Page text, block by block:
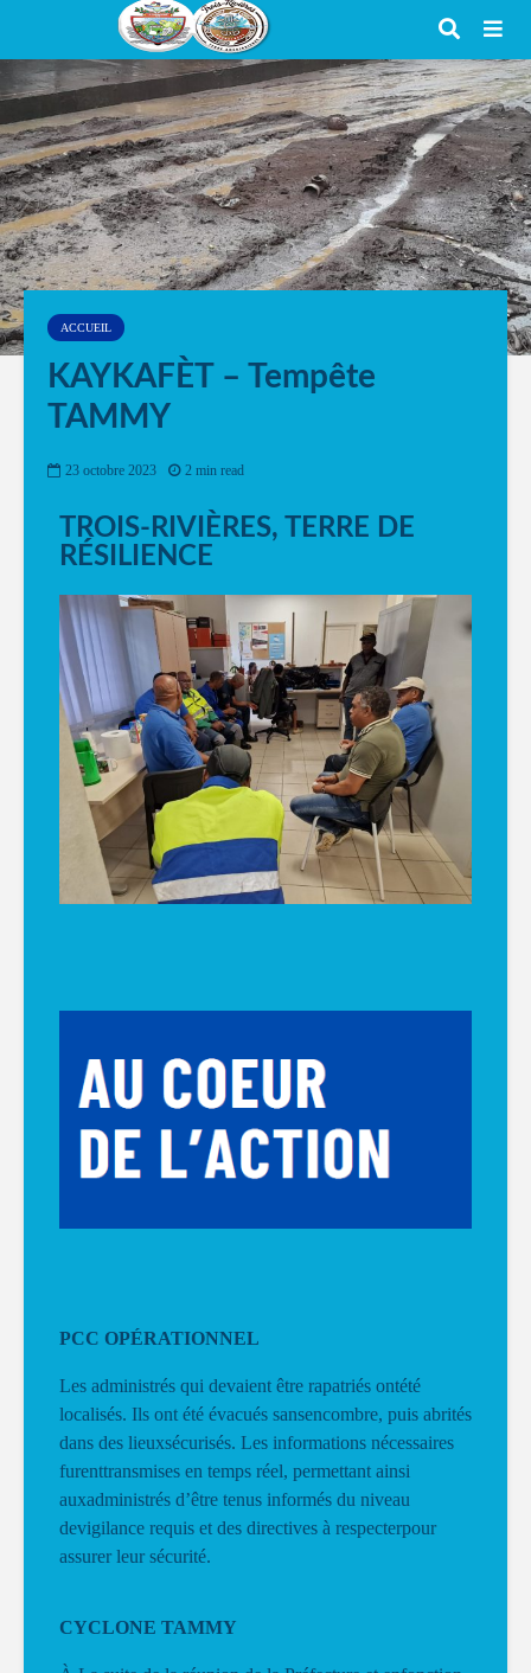
ACCUEIL
KAYKAFÈT – Tempête
TAMMY
23 octobre 2023 2 min read
TROIS-RIVIÈRES, TERRE DE
RÉSILIENCE
PCC OPÉRATIONNEL
Les administrés qui devaient être rapatriés ontété
localisés. Ils ont été évacués sansencombre, puis abrités
dans des lieuxsécurisés. Les informations nécessaires
furenttransmises en temps réel, permettant ainsi
auxadministrés d’être tenus informés du niveau
devigilance requis et des directives à respecterpour
assurer leur sécurité.
CYCLONE TAMMY